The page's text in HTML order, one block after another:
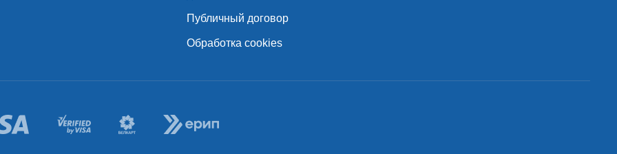
Публичный договор
Обработка cookies